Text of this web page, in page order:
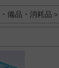
備品・消耗品＞